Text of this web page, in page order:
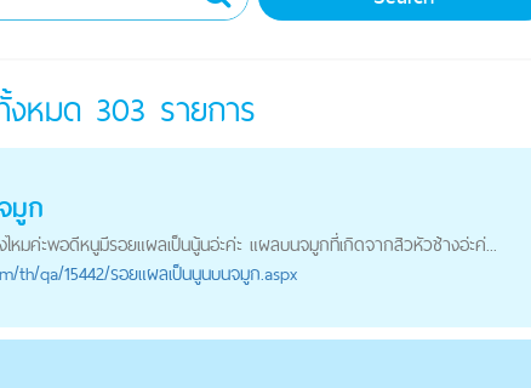
หมด 303 รายการ
มูก
ไหมค่ะพอดีหนูมีรอยแผลเป็นนู้นอ่ะค่ะ แผลบนจมูกที่เกิดจากสิวหัวช้างอ่ะค่...
/th/qa/15442/รอยแผลเป็นนูนบนจมูก.aspx